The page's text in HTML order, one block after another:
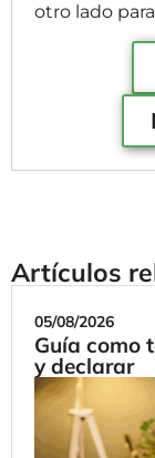
otro lado
Artículos
05/08/2026
Guía como
y declarar